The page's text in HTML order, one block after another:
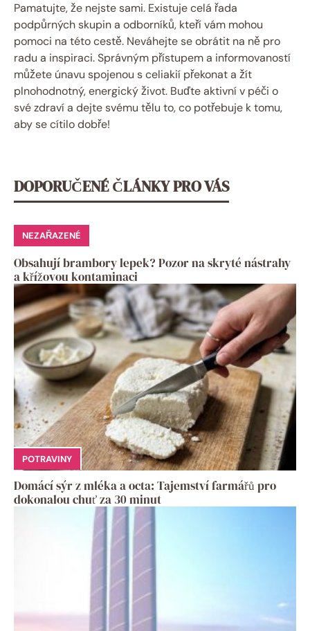
Pamatujte, že nejste sami. Existuje celá řada
podpůrných skupin a odborníků, kteří vám mohou
pomoci na této cestě. Neváhejte se obrátit na ně pro
radu a inspiraci. Správným přístupem a informovaností
můžete únavu spojenou s celiakií překonat a žít
plnohodnotný, energický život. Buďte aktivní v péči o
své zdraví a dejte svému tělu to, co potřebuje k tomu,
aby se cítilo dobře!
DOPORUČENÉ ČLÁNKY PRO VÁS
NEZAŘAZENÉ
Obsahují brambory lepek? Pozor na skryté nástrahy
a křížovou kontaminaci
POTRAVINY
Domácí sýr z mléka a octa: Tajemství farmářů pro
dokonalou chuť za 30 minut